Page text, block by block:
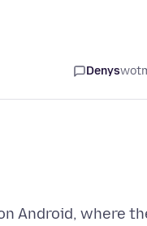
Denys
Android, where